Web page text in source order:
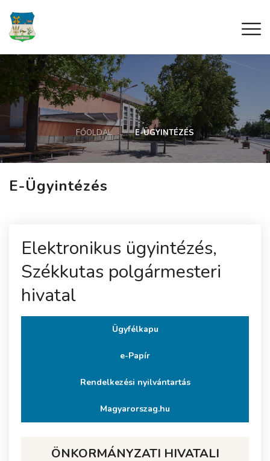
FŐOLDAL E-ÜGYINTÉZÉS
E-Ügyintézés
Elektronikus ügyintézés,
Székkutas polgármesteri
hivatal
Ügyfélkapu
e-Papír
Rendelkezési nyilvántartás
Magyarorszag.hu
ÖNKORMÁNYZATI HIVATALI